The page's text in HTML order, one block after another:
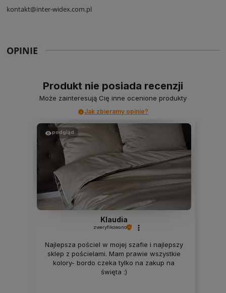
kontakt@inter-widex.com.pl
OPINIE
Produkt nie posiada recenzji
Może zainteresują Cię inne ocenione produkty
Jak zbieramy opinie?
podgląd
Klaudia
zweryfikowano
Najlepsza pościel w mojej szafie i najlepszy
sklep z pościelami. Mam prawie wszystkie
kolory- bordo czeka tylko na zakup na
święta :)